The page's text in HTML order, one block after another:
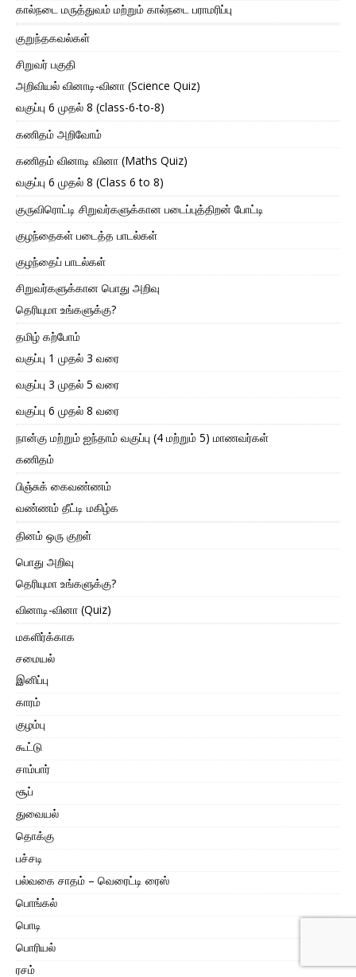
கால்நடை மருத்துவம் மற்றும் கால்நடை பராமரிப்பு
குறுந்தகவல்கள்
சிறுவர் பகுதி
அறிவியல் வினாடி-வினா (Science Quiz)
வகுப்பு 6 முதல் 8 (class-6-to-8)
கணிதம் அறிவோம்
கணிதம் வினாடி வினா (Maths Quiz)
வகுப்பு 6 முதல் 8 (Class 6 to 8)
குருவிரொட்டி சிறுவர்களுக்கான படைப்புத்திறன் போட்டி
குழந்தைகள் படைத்த பாடல்கள்
குழந்தைப் பாடல்கள்
சிறுவர்களுக்கான பொது அறிவு
தெரியுமா உங்களுக்கு?
தமிழ் கற்போம்
வகுப்பு 1 முதல் 3 வரை
வகுப்பு 3 முதல் 5 வரை
வகுப்பு 6 முதல் 8 வரை
நான்கு மற்றும் ஐந்தாம் வகுப்பு (4 மற்றும் 5) மாணவர்கள்
கணிதம்
பிஞ்சுக் கைவண்ணம்
வண்ணம் தீட்டி மகிழ்க
தினம் ஒரு குறள்
பொது அறிவு
தெரியுமா உங்களுக்கு?
வினாடி-வினா (Quiz)
மகளிர்க்காக
சமையல்
இனிப்பு
காரம்
குழம்பு
கூட்டு
சாம்பார்
சூப்
துவையல்
தொக்கு
பச்சடி
பல்வகை சாதம் – வெரைட்டி ரைஸ்
பொங்கல்
பொடி
பொரியல்
ரசம்